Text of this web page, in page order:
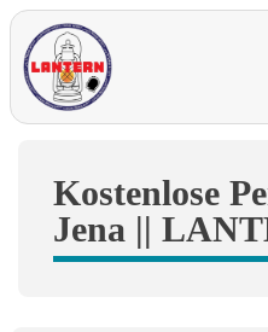
Kostenlose
Jena ||